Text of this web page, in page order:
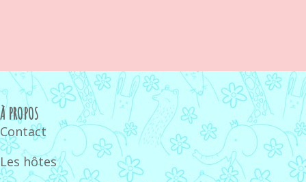
À PROPOS
Contact
Les hôtes